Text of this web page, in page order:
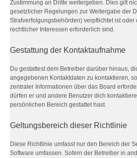
Zustimmung an Dritte weitergeben. Dies gilt
gesetzlicher Regelungen zur Weitergabe der
Strafverfolgungsbehörden) verpflichtet ist oder
rechtlicher Interessen erforderlich sind.
Gestattung der Kontaktaufnahme
Du gestattest dem Betreiber darüber hinaus,
angegebenen Kontaktdaten zu kontaktieren,
zentraler Informationen über das Board
dürfen er und andere Benutzer dich
persönlichen Bereich gestattet hast.
Geltungsbereich dieser Richtlinie
Diese Richtlinie umfasst nur den Bereich der
Software umfassen. Sofern der Betreiber in